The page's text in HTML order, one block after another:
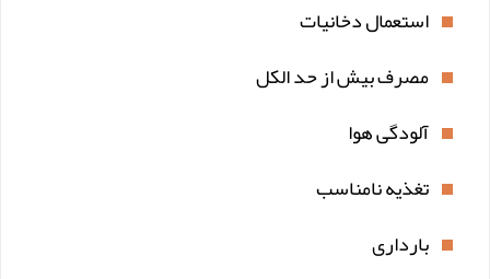
استعمال دخانیات
مصرف بیش از حد الکل
آلودگی هوا
تغذیه نامناسب
بارداری